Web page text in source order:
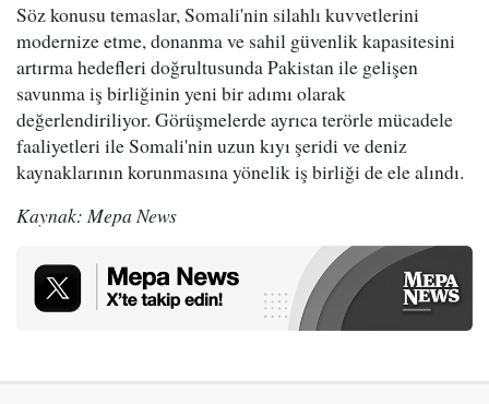
Söz konusu temaslar, Somali'nin silahlı kuvvetlerini
modernize etme, donanma ve sahil güvenlik kapasitesini
artırma hedefleri doğrultusunda Pakistan ile gelişen
savunma iş birliğinin yeni bir adımı olarak
değerlendiriliyor. Görüşmelerde ayrıca terörle mücadele
faaliyetleri ile Somali'nin uzun kıyı şeridi ve deniz
kaynaklarının korunmasına yönelik iş birliği de ele alındı.
Kaynak: Mepa News